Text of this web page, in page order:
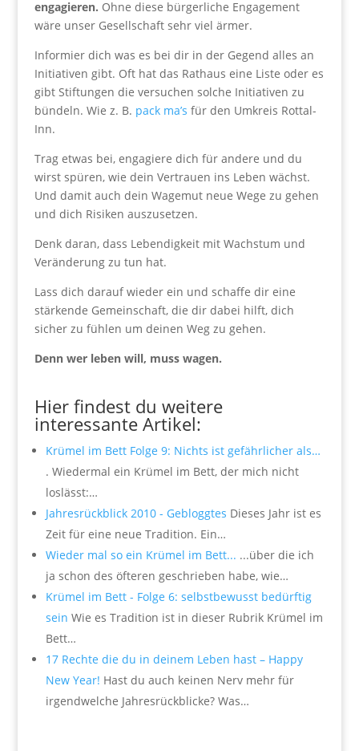
engagieren. Ohne diese bürgerliche Engagement
wäre unser Gesellschaft sehr viel ärmer.
Informier dich was es bei dir in der Gegend alles an
Initiativen gibt. Oft hat das Rathaus eine Liste oder es
gibt Stiftungen die versuchen solche Initiativen zu
bündeln. Wie z. B. pack ma’s für den Umkreis Rottal-
Inn.
Trag etwas bei, engagiere dich für andere und du
wirst spüren, wie dein Vertrauen ins Leben wächst.
Und damit auch dein Wagemut neue Wege zu gehen
und dich Risiken auszusetzen.
Denk daran, dass Lebendigkeit mit Wachstum und
Veränderung zu tun hat.
Lass dich darauf wieder ein und schaffe dir eine
stärkende Gemeinschaft, die dir dabei hilft, dich
sicher zu fühlen um deinen Weg zu gehen.
Denn wer leben will, muss wagen.
Hier findest du weitere
interessante Artikel:
Krümel im Bett Folge 9: Nichts ist gefährlicher als…
. Wiedermal ein Krümel im Bett, der mich nicht
loslässt:…
Jahresrückblick 2010 - Gebloggtes Dieses Jahr ist es
Zeit für eine neue Tradition. Ein…
Wieder mal so ein Krümel im Bett... ...über die ich
ja schon des öfteren geschrieben habe, wie…
Krümel im Bett - Folge 6: selbstbewusst bedürftig
sein Wie es Tradition ist in dieser Rubrik Krümel im
Bett…
17 Rechte die du in deinem Leben hast – Happy
New Year! Hast du auch keinen Nerv mehr für
irgendwelche Jahresrückblicke? Was…